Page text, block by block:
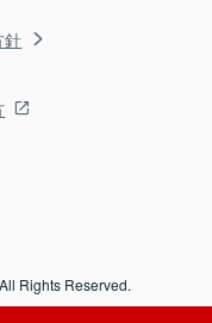
針
Rights Reserved.